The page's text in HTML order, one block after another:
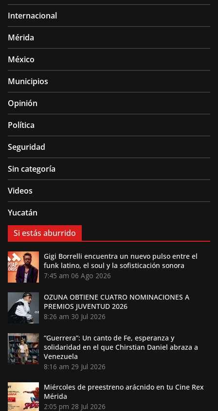
Internacional
Mérida
México
Municipios
Opinión
Política
Seguridad
Sin categoría
Videos
Yucatán
Si estás aburrido
Gigi Borrelli encuentra un nuevo pulso entre el
funk latino, el soul y la sofisticación sonora
7:45 am 06 Ago 2026
OZUNA OBTIENE CUATRO NOMINACIONES A
PREMIOS JUVENTUD 2026
8:26 am 30 Jul 2026
“Guerrera”: Un canto de Fe, esperanza y
solidaridad en el que Chirstian Daniel abraza a
Venezuela
8:16 am 29 Jul 2026
Miércoles de preestreno arácnido en tu Cine Rex
Mérida
2:05 pm 28 Jul 2026